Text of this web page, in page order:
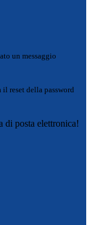
un messaggio
reset della password
di posta elettronica!